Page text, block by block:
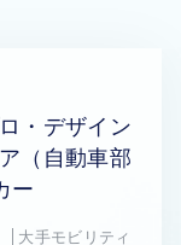
・デザイン
（自動車部
ー
│大手モビリティ